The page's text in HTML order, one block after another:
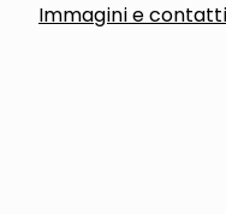
Immagini e